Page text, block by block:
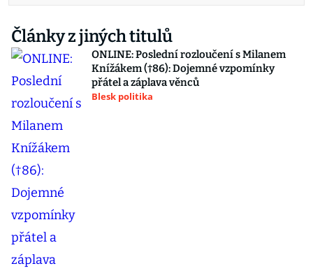
Články z jiných titulů
ONLINE: Poslední rozloučení s Milanem
Knížákem (†86): Dojemné vzpomínky
přátel a záplava věnců
Blesk politika